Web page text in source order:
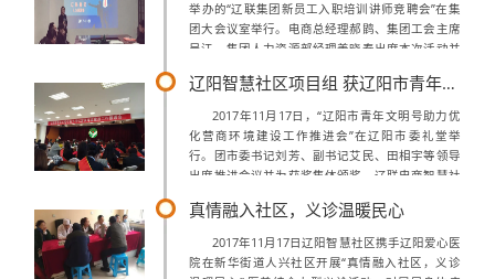
举办的“辽联集团新员工入职培训讲师竞聘会”在集
团大会议室举行。电商总经理郝鹍、集团工会主席
吴江、集团人力资源部经理姜晓春出席本次活动并
员参加本次活动并组成陪审团为竞...
辽阳智慧社区项目组 获辽阳市青年文明号荣誉称号
2017年11月17日，“辽阳市青年文明号助力优
化营商环境建设工作推进会”在辽阳市委礼堂举
行。团市委书记刘芳、副书记艾民、田相宇等领导
出席推进会议并为获奖集体颁奖。辽联电商智慧社
会议是深入贯彻落实“全市青年文明...
真情融入社区，义诊温暖民心
2017年11月17日辽阳智慧社区携手辽阳爱心医
院在新华街道人兴社区开展“真情融入社区，义诊